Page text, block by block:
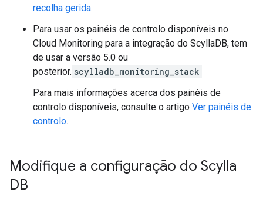
recolha gerida.
Para usar os painéis de controlo disponíveis no
Cloud Monitoring para a integração do ScyllaDB, tem
de usar a versão 5.0 ou
posterior. scylladb_monitoring_stack
Para mais informações acerca dos painéis de
controlo disponíveis, consulte o artigo Ver painéis de
controlo.
Modifique a configuração do Scylla
DB